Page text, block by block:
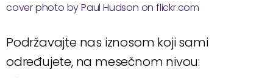
cover photo by Paul Hudson on flickr.com
Podržavajte nas iznosom koji sami
određujete, na mesečnom nivou: